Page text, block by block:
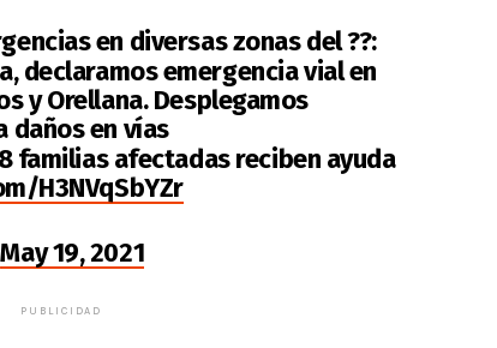
en diversas zonas del ??:
declaramos emergencia vial en
y Orellana. Desplegamos
daños en vías
familias afectadas reciben ayuda
H3NVqSbYZr
May 19, 2021
PUBLICIDAD